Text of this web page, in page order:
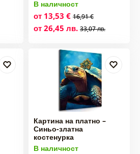
В наличност
от 13,53 € 16,91 €
от 26,45 лв. 33,07 лв.
Картина на платно –
Синьо-златна
костенурка
В наличност